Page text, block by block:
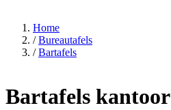
Home
/ Bureautafels
/ Bartafels
Bartafels kantoor